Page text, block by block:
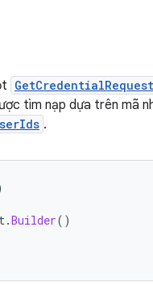
GetCredentialRequest
tìm nạp dựa trên mã
.
.Builder()